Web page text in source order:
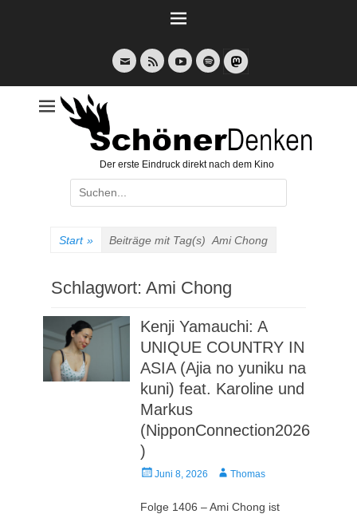
E-
Mail
Feed YouTubeSpotify
Der erste Eindruck direkt nach dem Kino
Suche
nach:
Start » Beiträge mit Tag(s) Ami Chong
Schlagwort: Ami Chong
Kenji Yamauchi: A
UNIQUE COUNTRY IN
ASIA (Ajia no yuniku na
kuni) feat. Karoline und
Markus
(NipponConnection2026
)
Veröffentlicht
Juni 8, 2026 AutorThomas
Folge 1406 – Ami Chong ist